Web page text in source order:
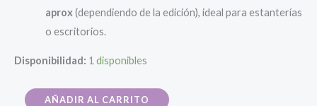
aprox(dependiendo de la edición), ideal para estanterías
o escritorios.
Disponibilidad: 1 disponibles
Figura
AÑADIR AL CARRITO